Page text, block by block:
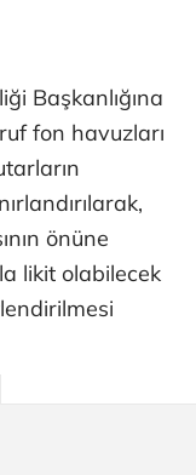
Başkanlığına
fon havuzları
önüne
likit olabilecek